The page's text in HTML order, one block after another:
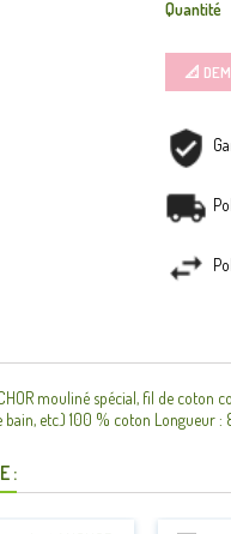
Quantité
📐
mouliné spécial, fil de coton
etc.) 100 % coton Longueur :
: